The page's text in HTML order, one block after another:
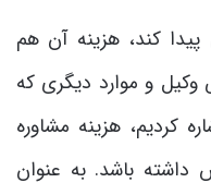
کند، هزینه آن هم
و موارد دیگری که
هزینه مشاوره
داشته باشد. به عنوان